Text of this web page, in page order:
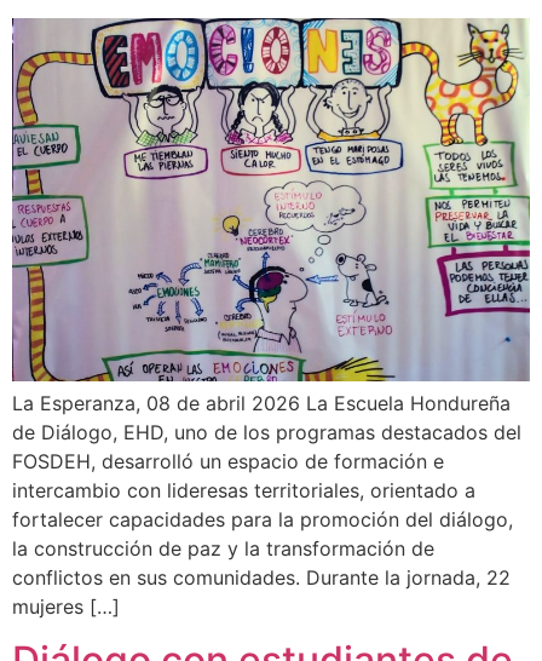
La Esperanza, 08 de abril 2026 La Escuela Hondureña
de Diálogo, EHD, uno de los programas destacados del
FOSDEH, desarrolló un espacio de formación e
intercambio con lideresas territoriales, orientado a
fortalecer capacidades para la promoción del diálogo,
la construcción de paz y la transformación de
conflictos en sus comunidades. Durante la jornada, 22
mujeres […]